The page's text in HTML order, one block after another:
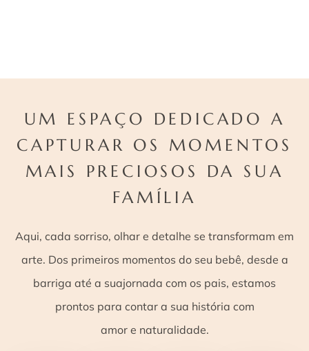
UM ESPAÇO DEDICADO A
CAPTURAR OS MOMENTOS
MAIS PRECIOSOS DA SUA
FAMÍLIA
Aqui, cada sorriso, olhar e detalhe se transformam em
arte. Dos primeiros momentos do seu bebê, desde a
barriga até a suajornada com os pais, estamos
prontos para contar a sua história com
amor e naturalidade.